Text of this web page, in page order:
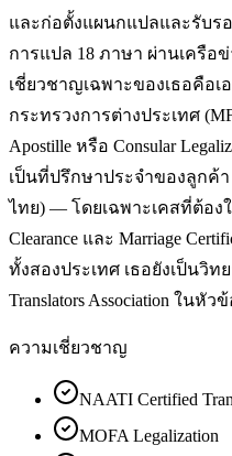
และก่อตั้งแผนกแปลและรับ
การแปล 18 ภาษา ผ่านเครือ
เชี่ยวชาญเฉพาะของเธอคือ
กระทรวงการต่างประเทศ
Apostille หรือ Consular
เป็นที่ปรึกษาประจำของลูกค้
ไทย) — โดยเฉพาะเคสที่ต้องใ
Clearance และ Marriage
ทั้งสองประเทศ เธอยังเป็นวิท
Translators Association ในหัว
ความเชี่ยวชาญ
NAATI Certified
MOFA Legalization